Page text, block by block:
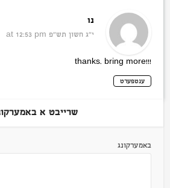
נו
י״ג חשון תש״פ
!!!thanks. bring more
ענטפערט
שרייבט א
באמערקונג